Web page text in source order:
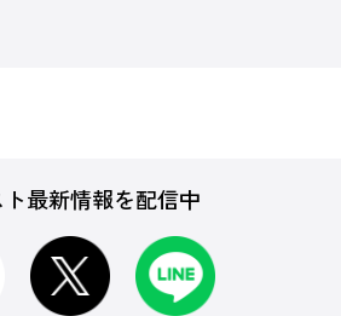
最新情報を配信中